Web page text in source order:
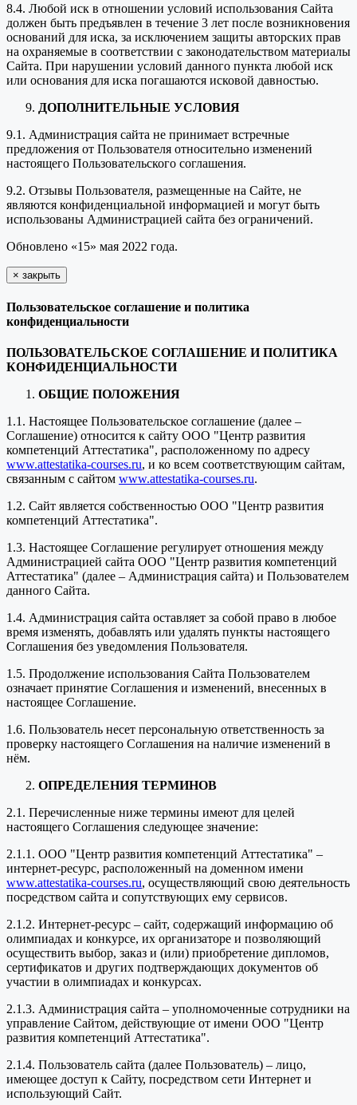
8.4. Любой иск в отношении условий использования Сайта
должен быть предъявлен в течение 3 лет после возникновения
оснований для иска, за исключением защиты авторских прав
на охраняемые в соответствии с законодательством материалы
Сайта. При нарушении условий данного пункта любой иск
или основания для иска погашаются исковой давностью.
ДОПОЛНИТЕЛЬНЫЕ УСЛОВИЯ
9.1. Администрация сайта не принимает встречные
предложения от Пользователя относительно изменений
настоящего Пользовательского соглашения.
9.2. Отзывы Пользователя, размещенные на Сайте, не
являются конфиденциальной информацией и могут быть
использованы Администрацией сайта без ограничений.
Обновлено «15» мая 2022 года.
× закрыть
Пользовательское соглашение и политика
конфиденциальности
ПОЛЬЗОВАТЕЛЬСКОЕ СОГЛАШЕНИЕ И ПОЛИТИКА
КОНФИДЕНЦИАЛЬНОСТИ
ОБЩИЕ ПОЛОЖЕНИЯ
1.1. Настоящее Пользовательское соглашение (далее –
Соглашение) относится к сайту ООО "Центр развития
компетенций Аттестатика", расположенному по адресу
www.attestatika-courses.ru, и ко всем соответствующим сайтам,
связанным с сайтом www.attestatika-courses.ru.
1.2. Сайт является собственностью ООО "Центр развития
компетенций Аттестатика".
1.3. Настоящее Соглашение регулирует отношения между
Администрацией сайта ООО "Центр развития компетенций
Аттестатика" (далее – Администрация сайта) и Пользователем
данного Сайта.
1.4. Администрация сайта оставляет за собой право в любое
время изменять, добавлять или удалять пункты настоящего
Соглашения без уведомления Пользователя.
1.5. Продолжение использования Сайта Пользователем
означает принятие Соглашения и изменений, внесенных в
настоящее Соглашение.
1.6. Пользователь несет персональную ответственность за
проверку настоящего Соглашения на наличие изменений в
нём.
ОПРЕДЕЛЕНИЯ ТЕРМИНОВ
2.1. Перечисленные ниже термины имеют для целей
настоящего Соглашения следующее значение:
2.1.1. ООО "Центр развития компетенций Аттестатика" –
интернет-ресурс, расположенный на доменном имени
www.attestatika-courses.ru, осуществляющий свою деятельность
посредством сайта и сопутствующих ему сервисов.
2.1.2. Интернет-ресурс – сайт, содержащий информацию об
олимпиадах и конкурсе, их организаторе и позволяющий
осуществить выбор, заказ и (или) приобретение дипломов,
сертификатов и других подтверждающих документов об
участии в олимпиадах и конкурсах.
2.1.3. Администрация сайта – уполномоченные сотрудники на
управление Сайтом, действующие от имени ООО "Центр
развития компетенций Аттестатика".
2.1.4. Пользователь сайта (далее Пользователь) – лицо,
имеющее доступ к Сайту, посредством сети Интернет и
использующий Сайт.